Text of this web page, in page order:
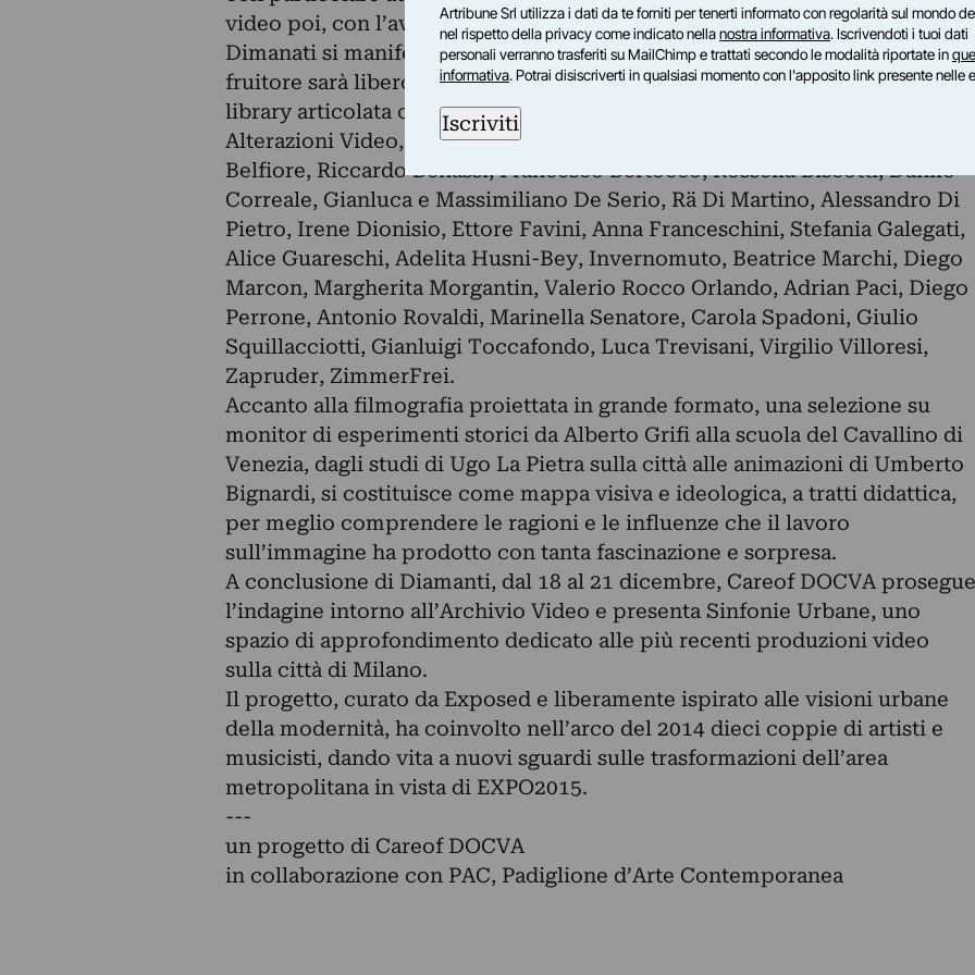
video poi, con l’avvento del digitale.
Dimanati si manifesta sottoforma di dispositivo attraverso il quale ciscun
fruitore sarà libero di creare il proprio percorso visivo, attingendo da una
library articolata che include, fra gli altri, opere di:
Alterazioni Video, Yuri Ancarani, Meris Angioletti, Barbara & Ale, Marco
Belfiore, Riccardo Benassi, Francesco Bertocco, Rossella Biscotti, Danilo
Correale, Gianluca e Massimiliano De Serio, Rä Di Martino, Alessandro Di
Pietro, Irene Dionisio, Ettore Favini, Anna Franceschini, Stefania Galegati,
Alice Guareschi, Adelita Husni-Bey, Invernomuto, Beatrice Marchi, Diego
Marcon, Margherita Morgantin, Valerio Rocco Orlando, Adrian Paci, Diego
Perrone, Antonio Rovaldi, Marinella Senatore, Carola Spadoni, Giulio
Squillacciotti, Gianluigi Toccafondo, Luca Trevisani, Virgilio Villoresi,
Zapruder, ZimmerFrei.
Accanto alla filmografia proiettata in grande formato, una selezione su
monitor di esperimenti storici da Alberto Grifi alla scuola del Cavallino di
Venezia, dagli studi di Ugo La Pietra sulla città alle animazioni di Umberto
Bignardi, si costituisce come mappa visiva e ideologica, a tratti didattica,
per meglio comprendere le ragioni e le influenze che il lavoro
sull’immagine ha prodotto con tanta fascinazione e sorpresa.
A conclusione di Diamanti, dal 18 al 21 dicembre, Careof DOCVA prosegue
l’indagine intorno all’Archivio Video e presenta Sinfonie Urbane, uno
spazio di approfondimento dedicato alle più recenti produzioni video
sulla città di Milano.
Il progetto, curato da Exposed e liberamente ispirato alle visioni urbane
della modernità, ha coinvolto nell’arco del 2014 dieci coppie di artisti e
musicisti, dando vita a nuovi sguardi sulle trasformazioni dell’area
metropolitana in vista di EXPO2015.
---
un progetto di Careof DOCVA
in collaborazione con PAC, Padiglione d’Arte Contemporanea
Artribune Srl utilizza i dati da te forniti per tenerti informato con regolarità sul mondo
nel rispetto della privacy come indicato nellanostra informativa. Iscrivendoti i tuoi dati
personali verranno trasferiti su MailChimp e trattati secondo le modalità riportate in
informativa. Potrai disiscriverti in qualsiasi momento con l'apposito link presente nelle
Iscriviti